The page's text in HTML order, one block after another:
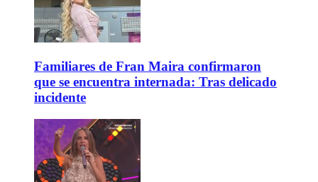
Familiares de Fran Maira confirmaron
que se encuentra internada: Tras delicado
incidente